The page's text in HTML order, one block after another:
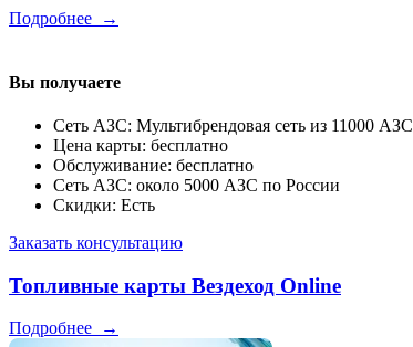
Подробнее →
Вы получаете
Сеть АЗС: Мультибрендовая сеть из 11000 АЗС
Цена карты: бесплатно
Обслуживание: бесплатно
Сеть АЗС: около 5000 АЗС по России
Скидки: Есть
Заказать консультацию
Топливные карты Вездеход Online
Подробнее →